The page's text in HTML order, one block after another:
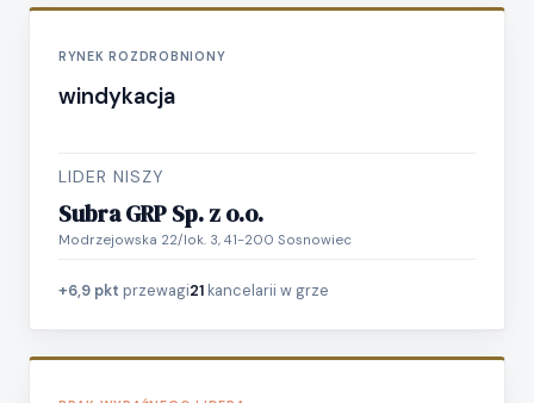
RYNEK ROZDROBNIONY
windykacja
LIDER NISZY
Subra GRP Sp. z o.o.
Modrzejowska 22/lok. 3, 41-200 Sosnowiec
+6,9 pkt przewagi21 kancelarii w grze